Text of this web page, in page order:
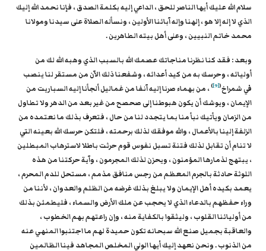
سلام الله عليك أيها الناصر للحق ، الداعي إليه بكلمة الصدق ، فإنا نحمد الله إليك
الذي لا إله إلا هو ، إلهنا وإله آبائنا الأولين ، ونسأله الصلاة على سيدنا ومولانا
محمد خاتم النبيين ، وعلى أهل بيته الطاهرين .
وبعد : فقد كنا نظرنا مناجاتك عصمك الله بالسبب الذي وهبه الله لك من
أوليائه ، وحرسك به من كيد أعدائه ، وشفعنا ذلك الآن من مستقر لنا ينصب
في شمراخ(
[9]
)، من بهماء صرنا إليه آنفا من غماليل ألجأنا إليه السباريت من
الإيمان ، ويوشك أن يكون هبوطنا إلى صحصح من غير بعد من الدهر ولا تطاول
من الزمان ويأتيك نبأ منا بما يتجدد لنا من حال ، فتعرف بذلك ما نعتمده من
الزلفة إلينا بالأعمال ، والله موفقك لذلك برحمته ، فلتكن حرسك الله بعينه التي
لا تنام أن تقابل لذلك فتنة تسبل نفوس قوم حرثت باطلا لاسترهاب المبطلين
، يبتهج لذمارها المؤمنون ، ويحزن لذلك المجرمون ، وآية حركتنا من هذه
اللوثة حادثة بالجرم المعظم من رجس منافق مذمم ، مستحل للدم المحرم ،
يعمد بكيده أهل الإيمان ولا يبلغ بذلك غرضه من الظلم والعدوان ، لأننا من
وراء حفظهم بالدعاء الذي لا يحجب عن ملك الأرض والسماء ، فليطمئن بذلك
من أوليائنا القلوب ، وليثقوا بالكفاية منه ، وإن راعتهم بهم الخطوب ،
والعاقبة بجميل صنع الله سبحانه تكون حميدة لهم ما اجتنبوا المنهي عنه
من الذنوب . ونحن نعهد إليك أيها الولي المخلص المجاهد فينا الظالمين